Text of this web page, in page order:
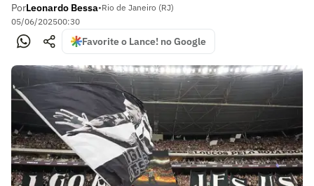
PorLeonardo Bessa•Rio de Janeiro (RJ)
05/06/202500:30
Favorite o Lance! no Google